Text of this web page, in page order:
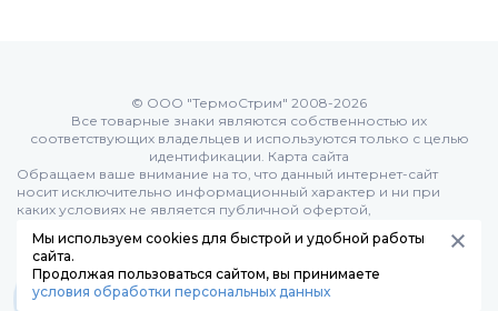
Комплект коаксиальный Ferroli 60/100
Комплект коаксиальный Ferroli 80/125
© ООО "ТермоСтрим" 2008-2026
Все товарные знаки являются собственностью их
соответствующих владельцев и используются только с целью
идентификации. Карта сайта
Обращаем ваше внимание на то, что данный интернет-сайт
носит исключительно информационный характер и ни при
каких условиях не является публичной офертой,
кодекса РФ:
Мы используем cookies для быстрой и удобной работы
сайта.
Продолжая пользоваться сайтом, вы принимаете
условия обработки персональных данных